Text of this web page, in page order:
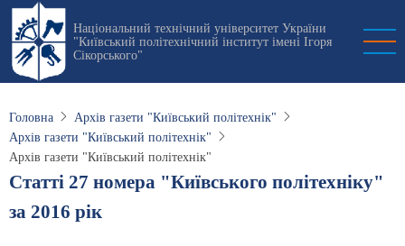
Перейти
основного
вмісту
Національний технічний університет України
"Київський політехнічний інститут імені Ігоря
Сікорського"
Головна
Архів газети "Київський політехнік"
Архів газети "Київський політехнік"
Архів газети "Київський політехнік"
Статті 27 номера "Київського політехніку"
за 2016 рік